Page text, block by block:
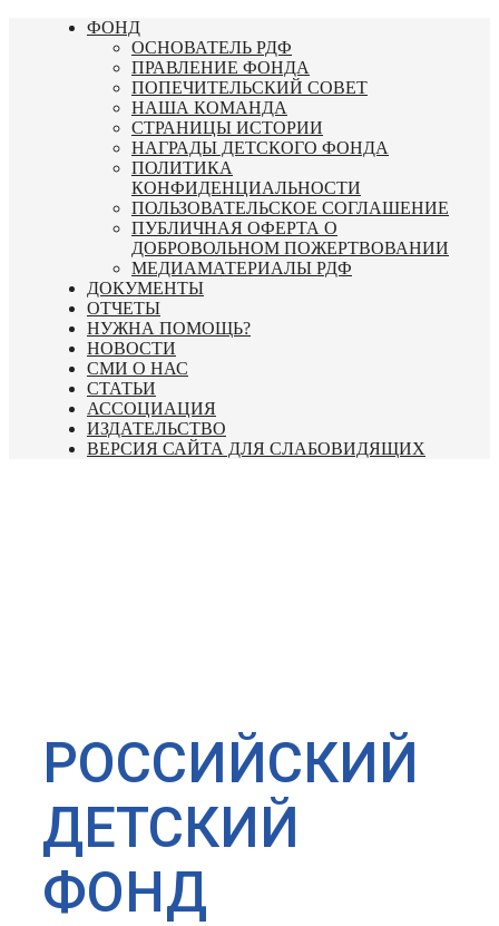
Перейти
ФОНД
ОСНОВАТЕЛЬ РДФ
ПРАВЛЕНИЕ ФОНДА
ПОПЕЧИТЕЛЬСКИЙ СОВЕТ
НАША КОМАНДА
СТРАНИЦЫ ИСТОРИИ
НАГРАДЫ ДЕТСКОГО ФОНДА
ПОЛИТИКА
КОНФИДЕНЦИАЛЬНОСТИ
ПОЛЬЗОВАТЕЛЬСКОЕ СОГЛАШЕНИЕ
ПУБЛИЧНАЯ ОФЕРТА О
ДОБРОВОЛЬНОМ ПОЖЕРТВОВАНИИ
МЕДИАМАТЕРИАЛЫ РДФ
ДОКУМЕНТЫ
ОТЧЕТЫ
НУЖНА ПОМОЩЬ?
НОВОСТИ
СМИ О НАС
СТАТЬИ
АССОЦИАЦИЯ
ИЗДАТЕЛЬСТВО
ВЕРСИЯ САЙТА ДЛЯ СЛАБОВИДЯЩИХ
РОССИЙСКИЙ
ДЕТСКИЙ
ФОНД